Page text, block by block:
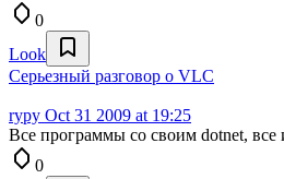
0
Look
Серьезный разговор о VLC
rypy Oct 31 2009 at 19:25
Все программы со своим dotnet, все
0